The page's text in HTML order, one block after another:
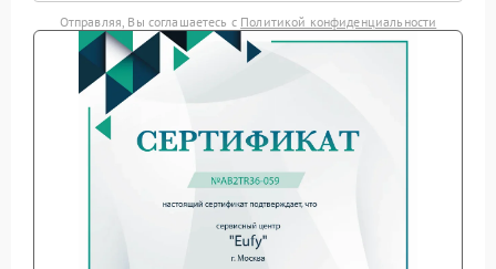
Отправляя, Вы соглашаетесь с Политикой конфиденциальности